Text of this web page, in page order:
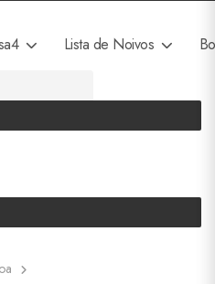
Lista de Noivos